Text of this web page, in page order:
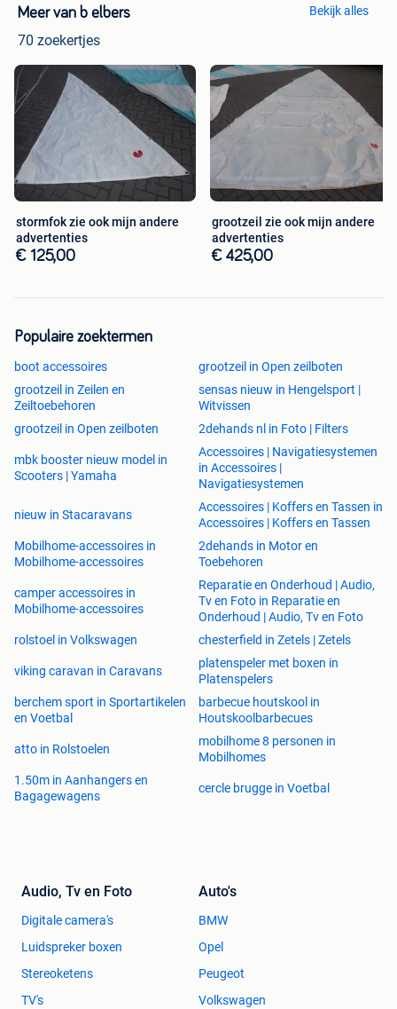
Meer van b elbers
70 zoekertjes
Bekijk alles
stormfok zie ook mijn andere
advertenties
€ 125,00
grootzeil zie ook mijn andere
advertenties
€ 425,00
Populaire zoektermen
boot accessoires
grootzeil in Open zeilboten
grootzeil in Zeilen en
Zeiltoebehoren
sensas nieuw in Hengelsport |
Witvissen
grootzeil in Open zeilboten
2dehands nl in Foto | Filters
mbk booster nieuw model in
Scooters | Yamaha
Accessoires | Navigatiesystemen
in Accessoires |
Navigatiesystemen
nieuw in Stacaravans
Accessoires | Koffers en Tassen in
Accessoires | Koffers en Tassen
Mobilhome-accessoires in
Mobilhome-accessoires
2dehands in Motor en
Toebehoren
camper accessoires in
Mobilhome-accessoires
Reparatie en Onderhoud | Audio,
Tv en Foto in Reparatie en
Onderhoud | Audio, Tv en Foto
rolstoel in Volkswagen
chesterfield in Zetels | Zetels
viking caravan in Caravans
platenspeler met boxen in
Platenspelers
berchem sport in Sportartikelen
en Voetbal
barbecue houtskool in
Houtskoolbarbecues
atto in Rolstoelen
mobilhome 8 personen in
Mobilhomes
1.50m in Aanhangers en
Bagagewagens
cercle brugge in Voetbal
Audio, Tv en Foto
Digitale camera's
Luidspreker boxen
Stereoketens
TV's
Auto's
BMW
Opel
Peugeot
Volkswagen